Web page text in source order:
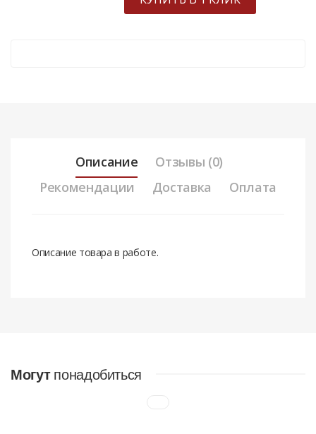
Описание
Отзывы (0)
Рекомендации
Доставка Оплата
Описание товара в работе.
Могут понадобиться